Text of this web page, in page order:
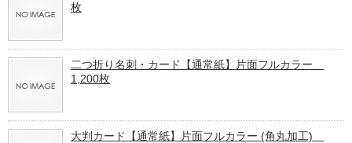
枚
二つ折り名刺・カード【通常紙】片面フルカラー
1,200枚
大判カード【通常紙】片面フルカラー (角丸加工)